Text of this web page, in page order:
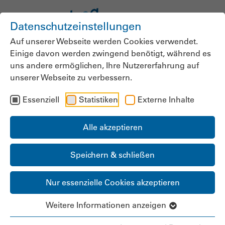
Datenschutzeinstellungen
Auf unserer Webseite werden Cookies verwendet.
Einige davon werden zwingend benötigt, während es
uns andere ermöglichen, Ihre Nutzererfahrung auf
unserer Webseite zu verbessern.
Essenziell Statistiken Externe Inhalte
Alle akzeptieren
Speichern & schließen
Nur essenzielle Cookies akzeptieren
Weitere Informationen anzeigen
News der
bpa.Landesgruppe
Baden-Württemberg
Nicole Schliz als
Vorsitzende bestätigt